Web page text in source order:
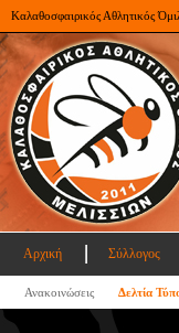
Καλαθοσφαιρικός Αθλητικός
Αρχική Σύλλογος
Ανακοινώσεις Δελτία